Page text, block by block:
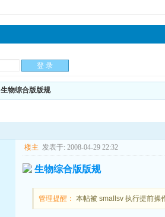
生物综合版版规
楼主 发表于: 2008-04-29 22:32
生物综合版版规
管理提醒： 本帖被 smallsv 执行提前操